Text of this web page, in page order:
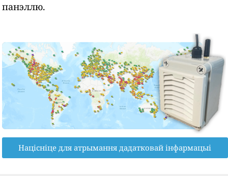
панэллю.
Націсніце для атрымання дадатковай інфармацыі